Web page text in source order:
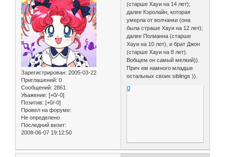
Зарегистрирован: 2005-03-22
Приглашений: 0
Сообщений: 2861
Уважение: [+0/-0]
Позитив: [+0/-0]
Провел на форуме:
Не определено
Последний визит:
2008-06-07 19:12:50
(старше Хауи на 14 лет);
далее Кэролайн, которая
умерла от волчанки (она
была страше Хауи на 12 лет);
далее Полианна (старше
Хауи на 10 лет), и брат Джон
(старше Хауи на 8 лет).
Вобщем он самый мелкий)).
Прич ем намного младше
остальных своих siblings )).
0